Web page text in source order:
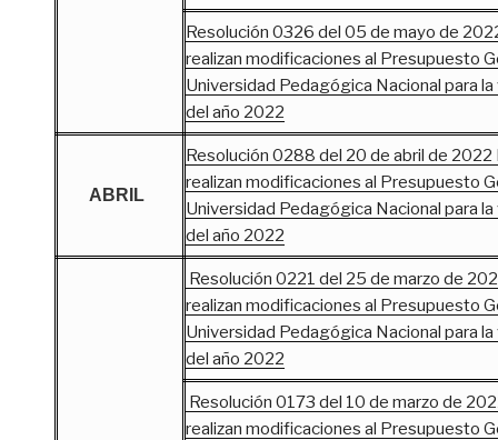
Resolución 0326 del 05 de mayo de
realizan modificaciones al Presupuesto
Universidad Pedagógica Nacional para
del año 2022
ABRIL
Resolución 0288 del 20 de abril de 2022
realizan modificaciones al Presupuesto
Universidad Pedagógica Nacional para
del año 2022
Resolución 0221 del 25 de marzo de
realizan modificaciones al Presupuesto
Universidad Pedagógica Nacional para
del año 2022
Resolución 0173 del 10 de marzo de
realizan modificaciones al Presupuesto